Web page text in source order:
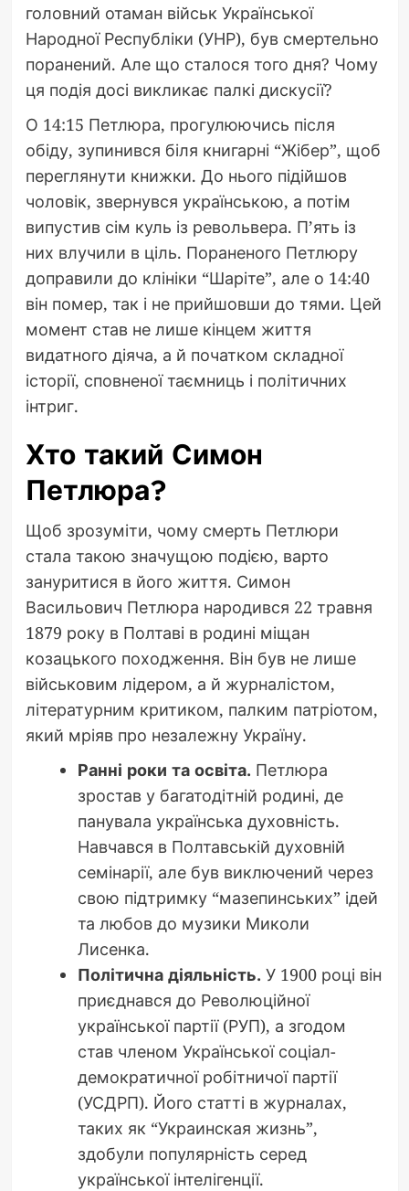
головний отаман військ Української
Народної Республіки (УНР), був смертельно
поранений. Але що сталося того дня? Чому
ця подія досі викликає палкі дискусії?
О 14:15 Петлюра, прогулюючись після
обіду, зупинився біля книгарні “Жібер”, щоб
переглянути книжки. До нього підійшов
чоловік, звернувся українською, а потім
випустив сім куль із револьвера. П’ять із
них влучили в ціль. Пораненого Петлюру
доправили до клініки “Шаріте”, але о 14:40
він помер, так і не прийшовши до тями. Цей
момент став не лише кінцем життя
видатного діяча, а й початком складної
історії, сповненої таємниць і політичних
інтриг.
Хто такий Симон
Петлюра?
Щоб зрозуміти, чому смерть Петлюри
стала такою значущою подією, варто
зануритися в його життя. Симон
Васильович Петлюра народився 22 травня
1879 року в Полтаві в родині міщан
козацького походження. Він був не лише
військовим лідером, а й журналістом,
літературним критиком, палким патріотом,
який мріяв про незалежну Україну.
Ранні роки та освіта. Петлюра
зростав у багатодітній родині, де
панувала українська духовність.
Навчався в Полтавській духовній
семінарії, але був виключений через
свою підтримку “мазепинських” ідей
та любов до музики Миколи
Лисенка.
Політична діяльність. У 1900 році він
приєднався до Революційної
української партії (РУП), а згодом
став членом Української соціал-
демократичної робітничої партії
(УСДРП). Його статті в журналах,
таких як “Украинская жизнь”,
здобули популярність серед
української інтелігенції.